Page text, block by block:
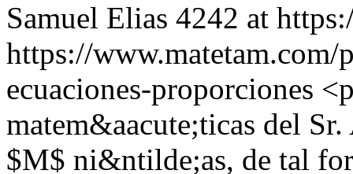
Samuel Elias 4242 at
https://www.matetam.com/
ecuaciones-proporciones
matem&aacute;ticas del
$M$ ni&ntilde;as, de tal